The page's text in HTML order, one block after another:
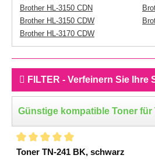
Brother HL-3150 CDN
Brother HL-3150 CDW
Brother HL-3170 CDW
FILTER - Verfeinern Sie Ihre
Günstige kompatible Toner für
Toner TN-241 BK, schwarz